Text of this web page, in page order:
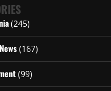
(245)
(167)
(99)